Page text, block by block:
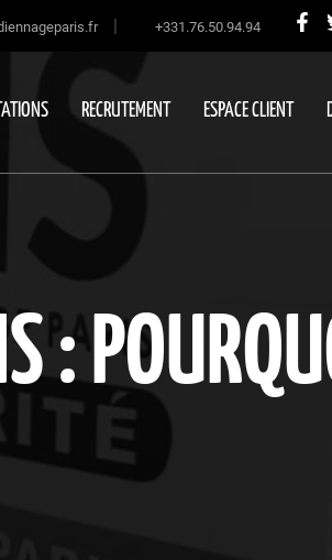
| +331.76.50.94.94
RECRUTEMENT ESPACE CLIENT
: